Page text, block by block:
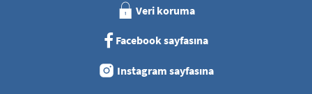
Veri koruma
Facebook sayfasına
Instagram sayfasına